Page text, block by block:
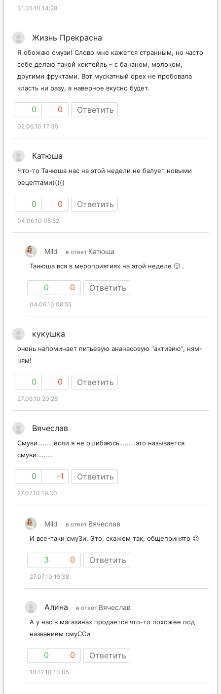
31.05.10 14:28
Жизнь Прекрасна
Я обожаю смузи! Слово мне кажется странным, но часто
себе делаю такой коктейль – с бананом, молоком,
другими фруктами. Вот мускатный орех не пробовала
класть ни разу, а наверное вкусно будет.
0 0 Ответить
02.06.10 17:35
Катюша
Что-то Танюша нас на этой недели не балует новыми
рецептами(((((
0 0 Ответить
04.06.10 08:52
Mild в ответ Катюша
Танюша вся в мероприятиях на этой неделе 🙁 .
0 0 Ответить
04.06.10 08:55
кукушка
очень напоминает питьевую ананасовую “активию”, ням-
ням!
0 0 Ответить
27.06.10 20:28
Вячеслав
Смуви………если я не ошибаюсь………это называется
смуви………
0 -1 Ответить
27.07.10 19:30
Mild в ответ Вячеслав
И все-таки смуЗи. Это, скажем так, общепринято 😉
3 0 Ответить
27.07.10 19:38
Алина в ответ Вячеслав
А у нас в магазинах продается что-то похожее под
названием смуССи
0 0 Ответить
10.12.10 13:05